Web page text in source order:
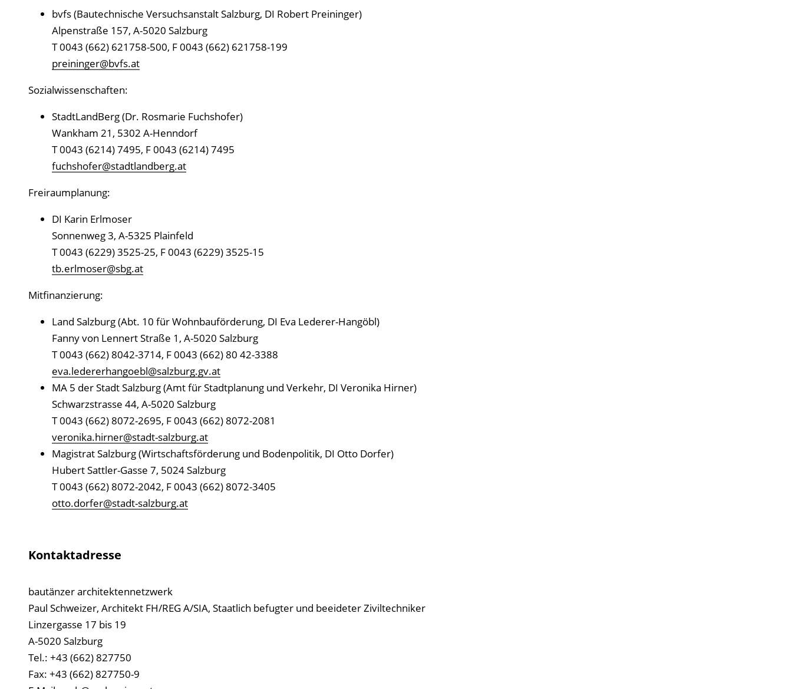
bvfs (Bautechnische Versuchsanstalt Salzburg, DI Robert Preininger)
Alpenstraße 157, A-5020 Salzburg
T 0043 (662) 621758-500, F 0043 (662) 621758-199
preininger@bvfs.at
Sozialwissenschaften:
StadtLandBerg (Dr. Rosmarie Fuchshofer)
Wankham 21, 5302 A-Henndorf
T 0043 (6214) 7495, F 0043 (6214) 7495
fuchshofer@stadtlandberg.at
Freiraumplanung:
DI Karin Erlmoser
Sonnenweg 3, A-5325 Plainfeld
T 0043 (6229) 3525-25, F 0043 (6229) 3525-15
tb.erlmoser@sbg.at
Mitfinanzierung:
Land Salzburg (Abt. 10 für Wohnbauförderung, DI Eva Lederer-Hangöbl)
Fanny von Lennert Straße 1, A-5020 Salzburg
T 0043 (662) 8042-3714, F 0043 (662) 80 42-3388
eva.ledererhangoebl@salzburg.gv.at
MA 5 der Stadt Salzburg (Amt für Stadtplanung und Verkehr, DI Veronika Hirner)
Schwarzstrasse 44, A-5020 Salzburg
T 0043 (662) 8072-2695, F 0043 (662) 8072-2081
veronika.hirner@stadt-salzburg.at
Magistrat Salzburg (Wirtschaftsförderung und Bodenpolitik, DI Otto Dorfer)
Hubert Sattler-Gasse 7, 5024 Salzburg
T 0043 (662) 8072-2042, F 0043 (662) 8072-3405
otto.dorfer@stadt-salzburg.at
Kontaktadresse
bautänzer architektennetzwerk
Paul Schweizer, Architekt FH/REG A/SIA, Staatlich befugter und beeideter Ziviltechniker
Linzergasse 17 bis 19
A-5020 Salzburg
Tel.: +43 (662) 827750
Fax: +43 (662) 827750-9